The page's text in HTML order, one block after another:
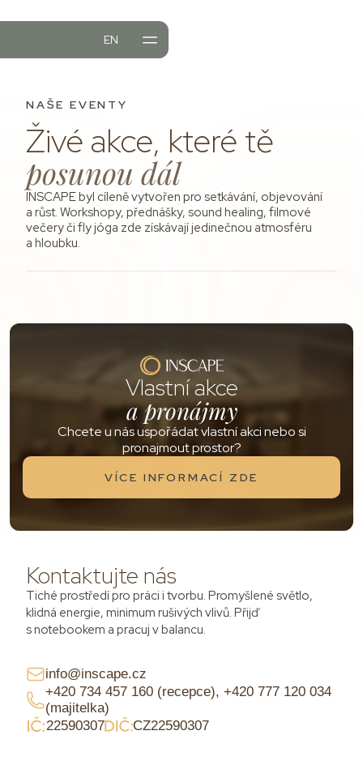
EN
NAŠE EVENTY
Živé akce, které tě
posunou dál
INSCAPE byl cíleně vytvořen pro setkávání, objevování
a růst. Workshopy, přednášky, sound healing, filmové
večery či fly jóga zde získávají jedinečnou atmosféru
a hloubku.
Vlastní akce
a pronájmy
Chcete u nás uspořádat vlastní akci nebo si
pronajmout prostor?
VÍCE INFORMACÍ ZDE
Kontaktujte nás
Tiché prostředí pro práci i tvorbu. Promyšlené světlo,
klidná energie, minimum rušivých vlivů. Přijď
s notebookem a pracuj v balancu.
info@inscape.cz
+420 734 457 160 (recepce), +420 777 120 034
(majitelka)
22590307
CZ22590307